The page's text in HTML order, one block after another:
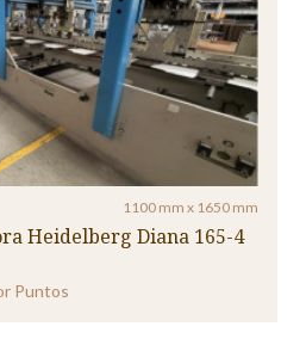
1100 mm x 1650 mm
Heidelberg Diana 165-4
Puntos